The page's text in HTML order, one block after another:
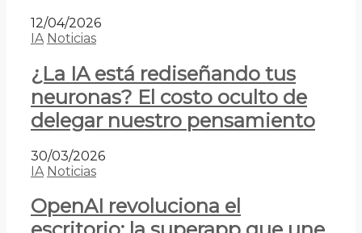
12/04/2026
IA Noticias
¿La IA está rediseñando tus
neuronas? El costo oculto de
delegar nuestro pensamiento
30/03/2026
IA Noticias
OpenAI revoluciona el